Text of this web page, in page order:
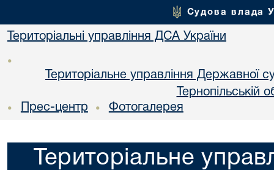
Судова влада
Територіальні управління ДСА України
•
Територіальне управління Державної
Тернопільській
• Прес-центр • Фотогалерея
Територіальне